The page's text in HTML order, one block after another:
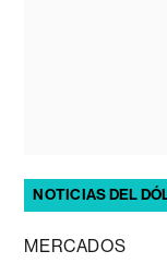
NOTICIAS DEL
MERCADOS